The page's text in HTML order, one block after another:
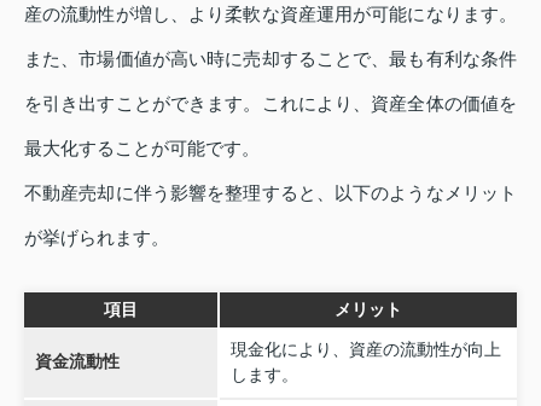
産の流動性が増し、より柔軟な資産運用が可能になります。
また、市場価値が高い時に売却することで、最も有利な条件
を引き出すことができます。これにより、資産全体の価値を
最大化することが可能です。
不動産売却に伴う影響を整理すると、以下のようなメリット
が挙げられます。
項目 メリット
資金流動性
現金化により、資産の流動性が向上
します。